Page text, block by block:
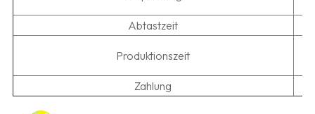
Abtastzeit
Produktionszeit
Zahlung